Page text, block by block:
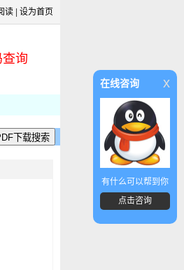
读 设为首页
询
在线咨询 x
有什么可以帮到你
点击咨询